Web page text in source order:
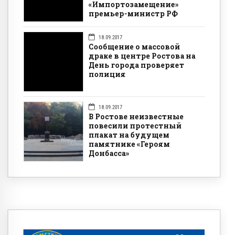
«Импортозамещение»
премьер-министр РФ
18.09.2017
Сообщение о массовой
драке в центре Ростова на
День города проверяет
полиция
18.09.2017
В Ростове неизвестные
повесили протестный
плакат на будущем
памятнике «Героям
Донбасса»